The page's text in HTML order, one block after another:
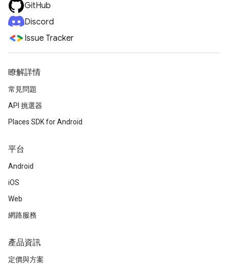
GitHub
Discord
Issue Tracker
瞭解詳情
常見問題
API 挑選器
Places SDK for Android
平台
Android
iOS
Web
網路服務
產品資訊
定價與方案